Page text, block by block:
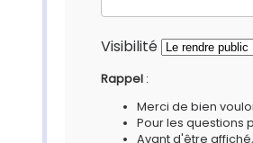
Visibilité
Rappel :
Merci de bien
Pour les questions
Avant d'être